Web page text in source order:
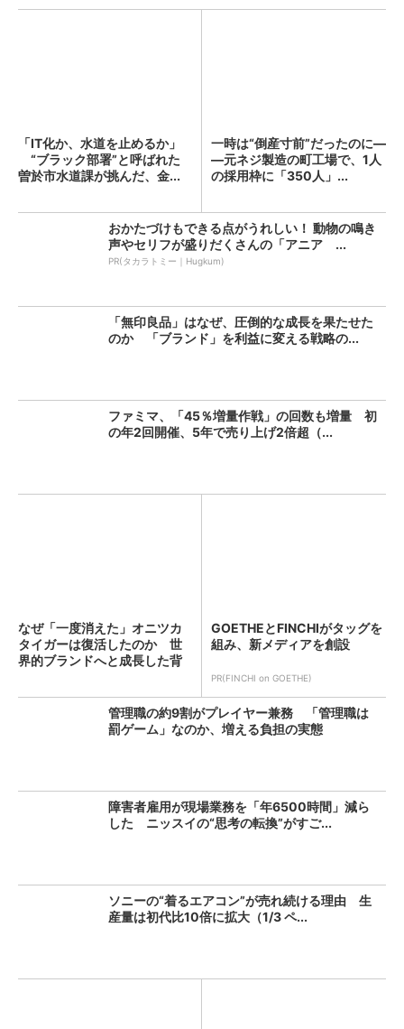
「IT化か、水道を止めるか」
“ブラック部署”と呼ばれた
曽於市水道課が挑んだ、金...
一時は“倒産寸前”だったのに―
―元ネジ製造の町工場で、1人
の採用枠に「350人」...
おかたづけもできる点がうれしい！ 動物の鳴き
声やセリフが盛りだくさんの「アニア ...
PR(タカラトミー｜Hugkum)
「無印良品」はなぜ、圧倒的な成長を果たせた
のか 「ブランド」を利益に変える戦略の...
ファミマ、「45％増量作戦」の回数も増量 初
の年2回開催、5年で売り上げ2倍超（...
なぜ「一度消えた」オニツカ
タイガーは復活したのか 世
界的ブランドへと成長した背
GOETHEとFINCHIがタッグを
組み、新メディアを創設
PR(FINCHI on GOETHE)
管理職の約9割がプレイヤー兼務 「管理職は
罰ゲーム」なのか、増える負担の実態
障害者雇用が現場業務を「年6500時間」減ら
した ニッスイの“思考の転換”がすご...
ソニーの“着るエアコン”が売れ続ける理由 生
産量は初代比10倍に拡大（1/3 ペ...